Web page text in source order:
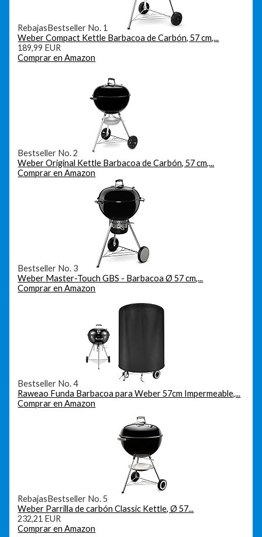
RebajasBestseller No. 1
Weber Compact Kettle Barbacoa de Carbón, 57 cm,...
189,99 EUR
Comprar en Amazon
Bestseller No. 2
Weber Original Kettle Barbacoa de Carbón, 57 cm,...
Comprar en Amazon
Bestseller No. 3
Weber Master-Touch GBS - Barbacoa Ø 57 cm,...
Comprar en Amazon
Bestseller No. 4
Raweao Funda Barbacoa para Weber 57cm Impermeable,...
Comprar en Amazon
RebajasBestseller No. 5
Weber Parrilla de carbón Classic Kettle, Ø 57...
232,21 EUR
Comprar en Amazon